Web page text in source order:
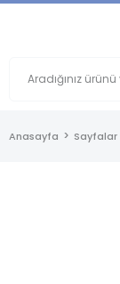
Anasayfa Sayfalar